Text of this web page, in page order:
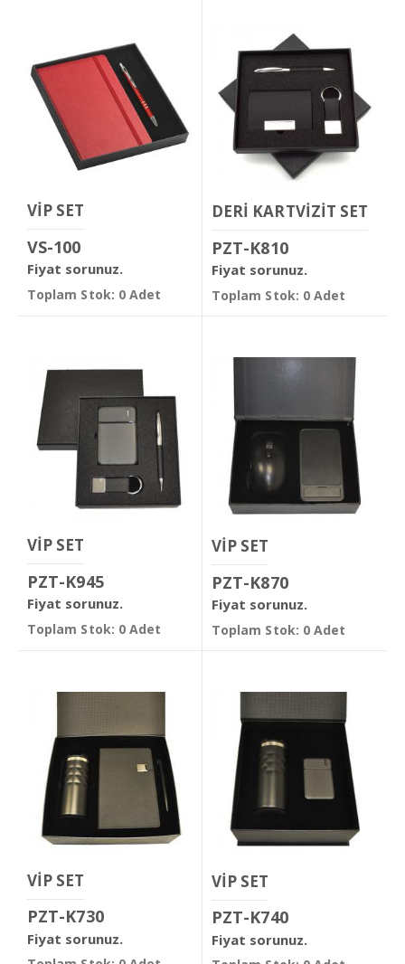
VİP SET
VS-100
Fiyat sorunuz.
Toplam Stok: 0 Adet
DERİ KARTVİZİT SET
PZT-K810
Fiyat sorunuz.
Toplam Stok: 0 Adet
VİP SET
PZT-K945
Fiyat sorunuz.
Toplam Stok: 0 Adet
VİP SET
PZT-K870
Fiyat sorunuz.
Toplam Stok: 0 Adet
VİP SET
PZT-K730
Fiyat sorunuz.
VİP SET
PZT-K740
Fiyat sorunuz.